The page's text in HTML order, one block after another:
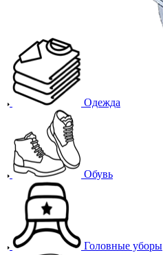
Одежда
Обувь
Головные уборы